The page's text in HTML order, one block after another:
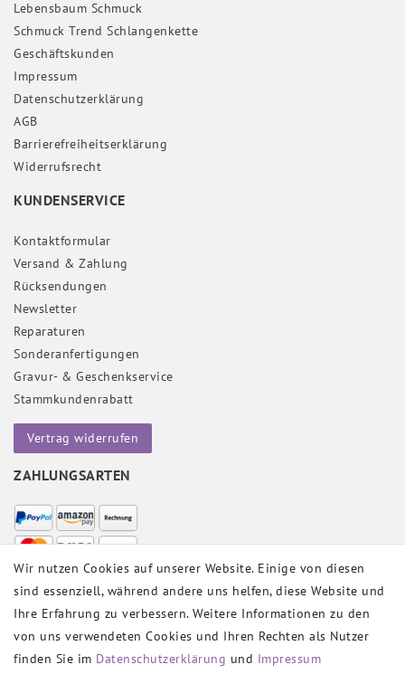
Lebensbaum Schmuck
Schmuck Trend Schlangenkette
Geschäftskunden
Impressum
Daten­schutz­erklärung
AGB
Barrierefreiheitserklärung
Widerrufs­recht
KUNDENSERVICE
Kontaktformular
Versand & Zahlung
Rücksendungen
Newsletter
Reparaturen
Sonderanfertigungen
Gravur- & Geschenkservice
Stammkundenrabatt
Vertrag widerrufen
ZAHLUNGSARTEN
VERSANDPARTNER
Wir nutzen Cookies auf unserer Website. Einige von diesen
sind essenziell, während andere uns helfen, diese Website und
Ihre Erfahrung zu verbessern. Weitere Informationen zu den
von uns verwendeten Cookies und Ihren Rechten als Nutzer
finden Sie im Daten­schutz­erklärung und Impressum